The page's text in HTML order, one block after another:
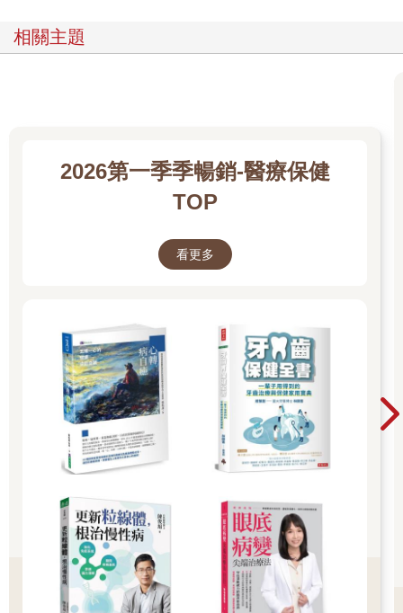
過量的皮質醇也會增加自由基的生成，有部分原因是皮質醇抑制
7. 睡眠不足：睡眠品質不好會造成荷爾蒙不平衡，包括改變皮質
醇、胰島素、生長激素及褪黑激素的濃度，以上種種都會對粒線
體造成影響。此外，睡眠不足會擾亂產生新粒線體及複製粒線體
8. 環境毒物與汙染：在上個世紀，許多合成的工業化合物進入了
我們的食物供應體系、水、空氣、消費品之中，對粒線體造成重
的雙酚A。除了這些以外，香菸及電子菸產生的化學物則屬於對粒
線體及體內生物作用傷害最大的毒物群。酒精也可同樣視為粒線
體毒物，而且已證實會改變粒線體的形狀與功能、損害粒線體
DNA、造成氧化壓力，並降低新粒線體的生成。
9. 人造光與晝夜節律混亂：攜帶式電子裝置的出現，使我們持續
暴露在人造藍光的照射下，目前已認定這會直接與間接雙重損害
粒線體的功能。
10.恆溫的環境：現代工業生活的特色是，人們大部分時間都待在
恆溫的室內，這個概念就是所謂的「熱中性」。有意思的是，感
受氣溫震盪對粒線體的功能很有益，因為低溫會增加粒線體的活
性，刺激更多 ATP 的生成與使用，進而刺激身體產生更多熱能。
暴露在熱之下也已經證實能活化細胞內的熱休克蛋白（HSPs），
除了能保護粒線體避免受傷，還能協助粒線體維持正常功能。熱
休克蛋白也可以刺激新粒線體生成，增進粒線體產生ATP 的效
相關主題
2026第一季季暢銷-醫療保健
TOP
看更多